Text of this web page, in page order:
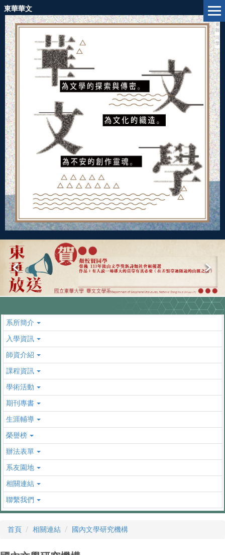
跳
到
主
要
內
容
區
東華華文
系所簡介
入學資訊
師資介紹
課程資訊
學術活動
期刊專書
生涯輔導
榮譽榜
辦法表單
系友園地
相關連結
聯繫我們
首頁 相關連結 國內文學研究機構